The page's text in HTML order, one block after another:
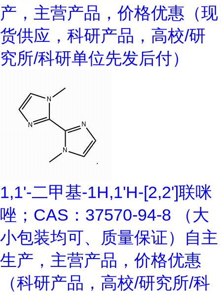
产，主营产品，价格优惠（现
货供应，科研产品，高校/研
究所/科研单位先发后付）
1,1'-二甲基-1H,1'H-[2,2']联咪
唑；CAS：37570-94-8 （大
小包装均可、质量保证）自主
生产，主营产品，价格优惠
（科研产品，高校/研究所/科